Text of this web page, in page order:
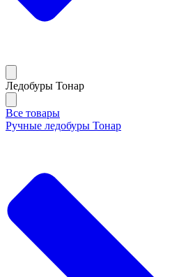
Ледобуры Тонар
Все товары
Ручные ледобуры Тонар